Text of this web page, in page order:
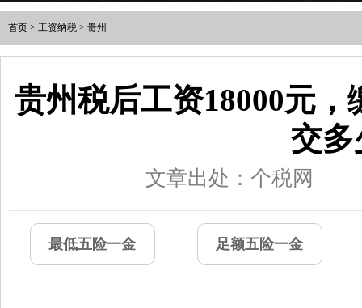
首页 > 工资纳税 > 贵州
贵州税后工资18000元
交多
文章出处：个税网
最低五险一金 足额五险一金